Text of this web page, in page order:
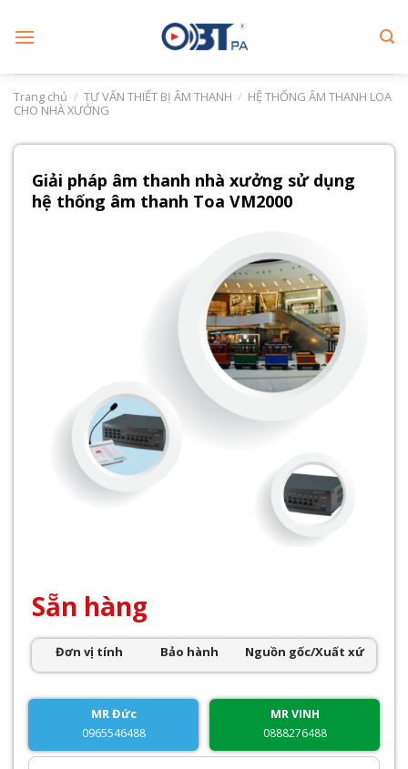
Trang chủ / TƯ VẤN THIẾT BỊ ÂM THANH / HỆ THỐNG ÂM THANH LOA
CHO NHÀ XƯỞNG
Giải pháp âm thanh nhà xưởng sử dụng
hệ thống âm thanh Toa VM2000
Sẵn hàng
Đơn vị tính Bảo hành Nguồn gốc/Xuất xứ
MR Đức
0965546488
MR VINH
0888276488